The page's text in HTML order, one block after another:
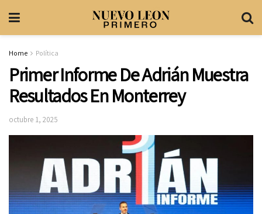
Home Política
Primer Informe De Adrián Muestra
Resultados En Monterrey
octubre 1, 2025